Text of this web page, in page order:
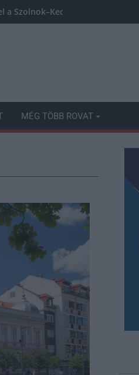
Szolnok–Kecskemét vasútvonal
MÉG TÖBB ROVAT